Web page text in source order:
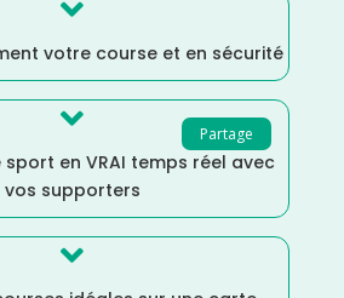

votre course et en sécurité
Partage

en VRAI temps réel avec
vos supporters
